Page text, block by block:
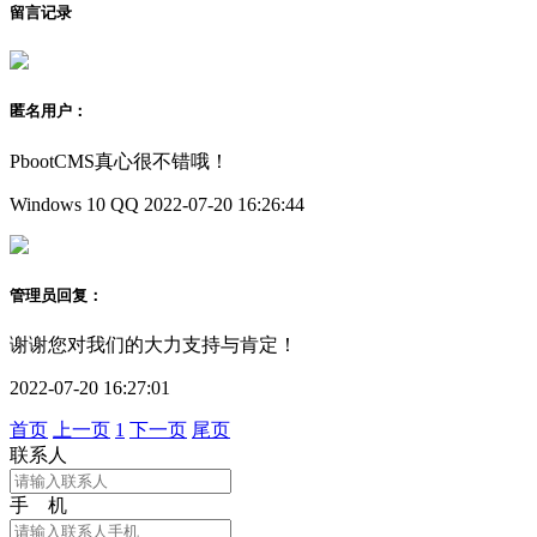
留言记录
匿名用户：
PbootCMS真心很不错哦！
Windows 10 QQ 2022-07-20 16:26:44
管理员回复：
谢谢您对我们的大力支持与肯定！
2022-07-20 16:27:01
首页 上一页 1 下一页 尾页
联系人
手 机